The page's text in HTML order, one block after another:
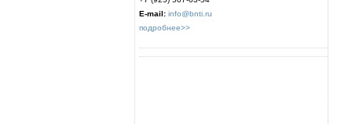
E-mail: info@bnti.ru
подробнее>>